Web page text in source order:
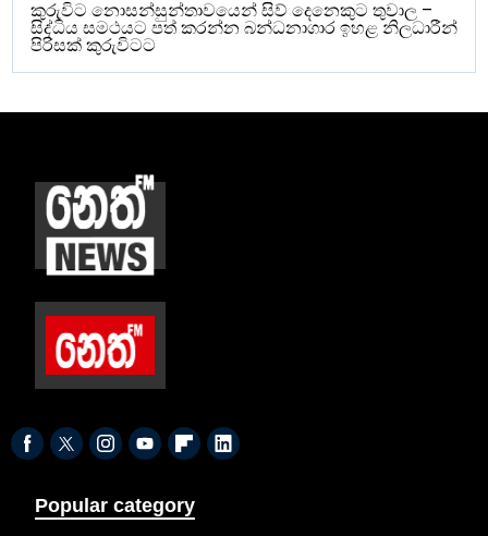
කුරුවිට නොසන්සුන්තාවයෙන් සිව් දෙනෙකුට තුවාල –
සිද්ධිය සමථයට පත් කරන්න බන්ධනාගාර ඉහළ නිලධාරීන්
පිරිසක් කුරුවිටට
Popular category